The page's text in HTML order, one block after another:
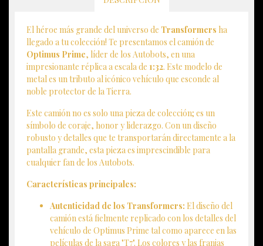
El héroe más grande del universo de Transformers ha
llegado a tu colección! Te presentamos el camión de
Optimus Prime, líder de los Autobots, en una
impresionante réplica a escala de 1:32. Este modelo de
metal es un tributo al icónico vehículo que esconde al
noble protector de la Tierra.
Este camión no es solo una pieza de colección; es un
símbolo de coraje, honor y liderazgo. Con un diseño
robusto y detalles que te transportarán directamente a la
pantalla grande, esta pieza es imprescindible para
cualquier fan de los Autobots.
Características principales:
Autenticidad de los Transformers: El diseño del
camión está fielmente replicado con los detalles del
vehículo de Optimus Prime tal como aparece en las
películas de la saga "T7". Los colores y las franjas